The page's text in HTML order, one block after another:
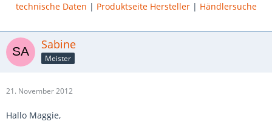
technische Daten | Produktseite Hersteller| Händlersuche
Sabine
Meister
21. November 2012
Hallo Maggie,